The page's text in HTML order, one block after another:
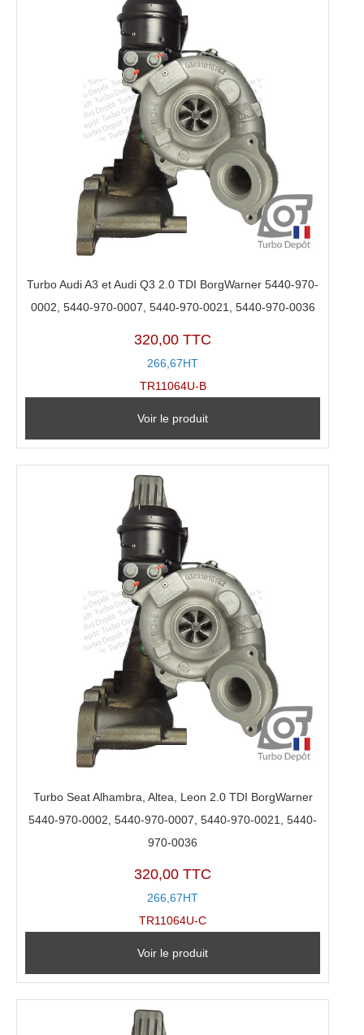
Turbo Audi A3 et Audi Q3 2.0 TDI BorgWarner 5440-970-
0002, 5440-970-0007, 5440-970-0021, 5440-970-0036
320,00 TTC
266,67HT
TR11064U-B
Voir le produit
Turbo Seat Alhambra, Altea, Leon 2.0 TDI BorgWarner
5440-970-0002, 5440-970-0007, 5440-970-0021, 5440-
970-0036
320,00 TTC
266,67HT
TR11064U-C
Voir le produit